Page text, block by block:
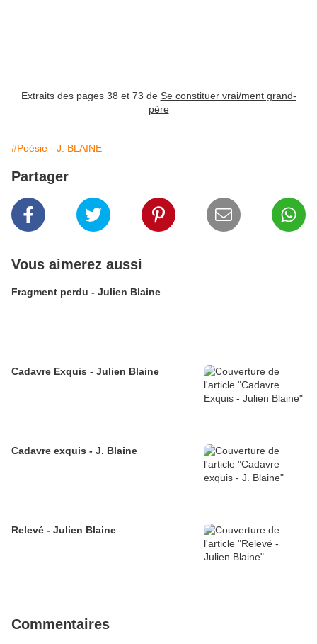
Extraits des pages 38 et 73 de Se constituer vrai/ment grand-
père
#Poésie - J. BLAINE
Partager
Vous aimerez aussi
Fragment perdu - Julien Blaine
Cadavre Exquis - Julien Blaine
Cadavre exquis - J. Blaine
Relevé - Julien Blaine
Commentaires